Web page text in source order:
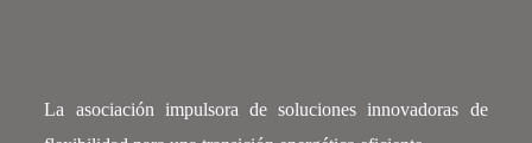
La asociación impulsora de soluciones innovadoras de